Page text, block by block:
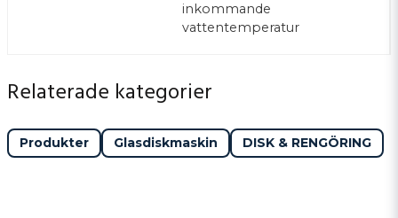
Disk- och sköljtemperatur samt dosering av disk- och
torkmedel är alla fullt justerbara och kan enkelt
Uppkoppling som eliminerar manuell rapportering
vilken enhet som helst för att samla in, redigera och
övervaka information såsom HACCP-data,
inkommande
vattentemperatur
Relaterade kategorier
Produkter Glasdiskmaskin DISK & RENGÖRING